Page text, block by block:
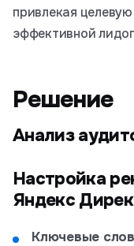
привлекая
эффективной
Решение
Анализ
Настройка
Яндекс
Ключевые